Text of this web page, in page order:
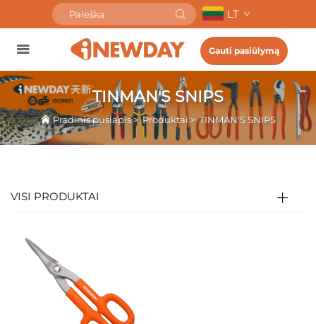
LT
Gauti pasiūlymą
TINMAN'S SNIPS
Pradinis puslapis>Produktai >TINMAN'S SNIPS
VISI PRODUKTAI